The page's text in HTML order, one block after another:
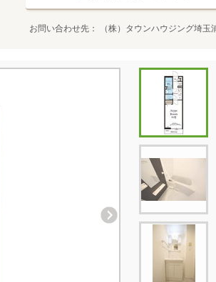
お問い合わせ先 （株）タウンハウジング埼玉